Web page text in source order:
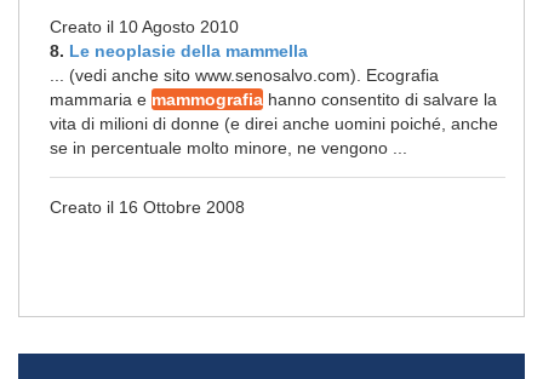
Creato il 10 Agosto 2010
8. Le neoplasie della mammella
... (vedi anche sito www.senosalvo.com). Ecografia
mammaria e mammografia hanno consentito di salvare la
vita di milioni di donne (e direi anche uomini poiché, anche
se in percentuale molto minore, ne vengono ...
Creato il 16 Ottobre 2008